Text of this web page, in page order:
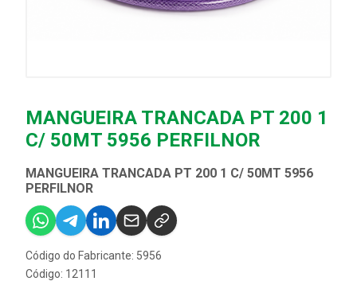
MANGUEIRA TRANCADA PT 200 1
C/ 50MT 5956 PERFILNOR
MANGUEIRA TRANCADA PT 200 1 C/ 50MT 5956
PERFILNOR
Código do Fabricante: 5956
Código: 12111